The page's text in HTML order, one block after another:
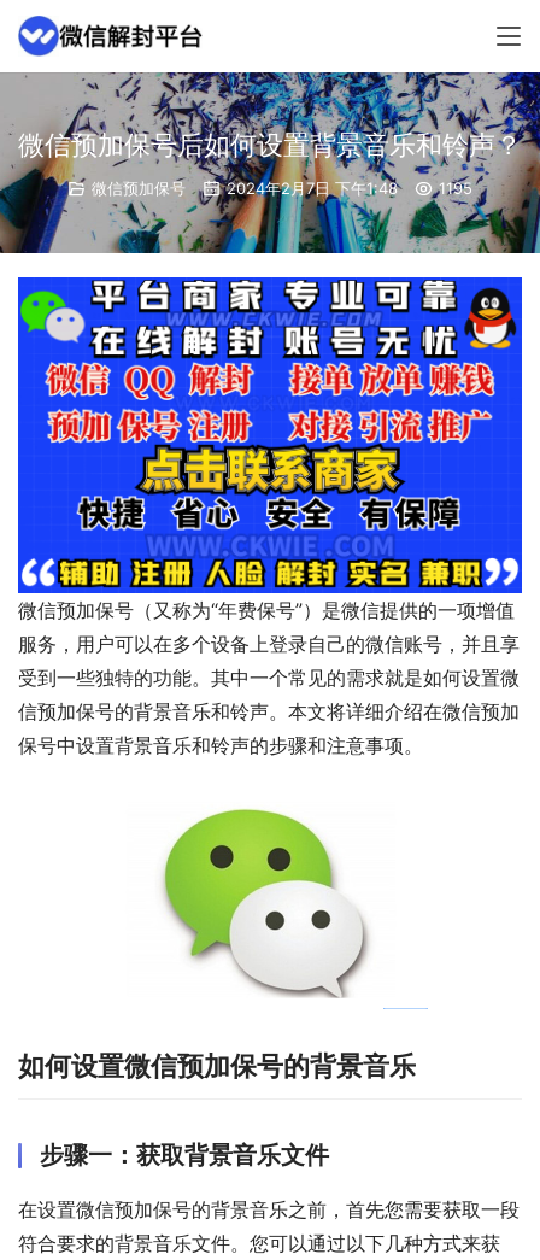
微信预加保号后如何设置背景音乐和铃声？
微信预加保号 2024年2月7日 下午1:48 1195
微信预加保号（又称为“年费保号”）是微信提供的一项增值
服务，用户可以在多个设备上登录自己的微信账号，并且享
受到一些独特的功能。其中一个常见的需求就是如何设置微
信预加保号的背景音乐和铃声。本文将详细介绍在微信预加
保号中设置背景音乐和铃声的步骤和注意事项。
如何设置微信预加保号的背景音乐
步骤一：获取背景音乐文件
在设置微信预加保号的背景音乐之前，首先您需要获取一段
符合要求的背景音乐文件。您可以通过以下几种方式来获